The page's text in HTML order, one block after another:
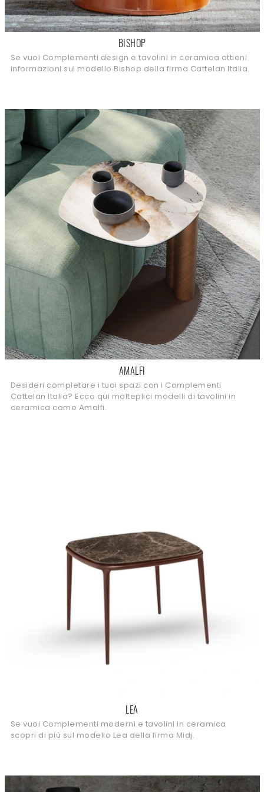
BISHOP
Se vuoi Complementi design e tavolini in ceramica ottieni
informazioni sul modello Bishop della firma Cattelan Italia.
AMALFI
Desideri completare i tuoi spazi con i Complementi
Cattelan Italia? Ecco qui molteplici modelli di tavolini in
ceramica come Amalfi.
LEA
Se vuoi Complementi moderni e tavolini in ceramica
scopri di più sul modello Lea della firma Midj.